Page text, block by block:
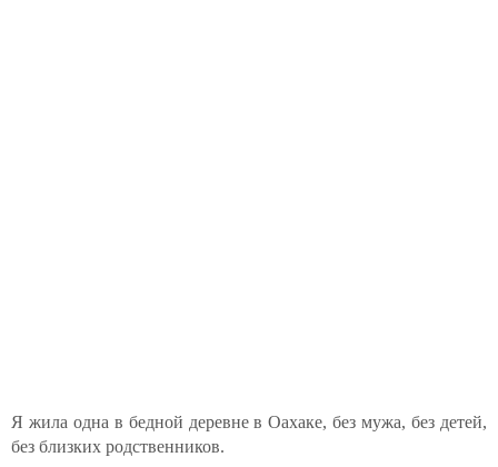
Я жила одна в бедной деревне в Оахаке, без мужа, без детей,
без близких родственников.